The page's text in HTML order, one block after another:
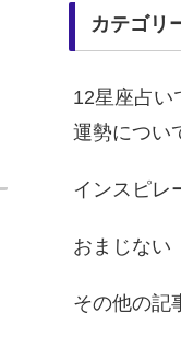
カテゴリ
12星座占い
運勢につい
インスピレ
おまじない
その他の記